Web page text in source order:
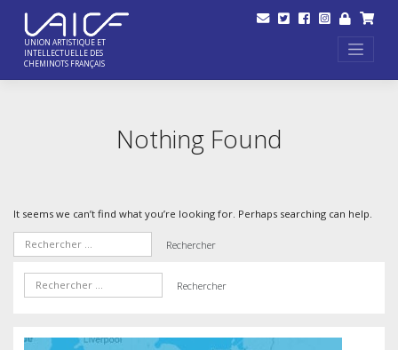
content
UNION ARTISTIQUE ET
INTELLECTUELLE DES
CHEMINOTS FRANÇAIS
Nothing Found
It seems we can’t find what you’re looking for. Perhaps searching can help.